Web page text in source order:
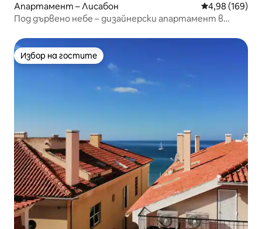
Апартамент – Лисабон Средна
4,98 (169)
Под дървено небе – дизайнерски апартамент в
Избор на гостите
Избор на гостите